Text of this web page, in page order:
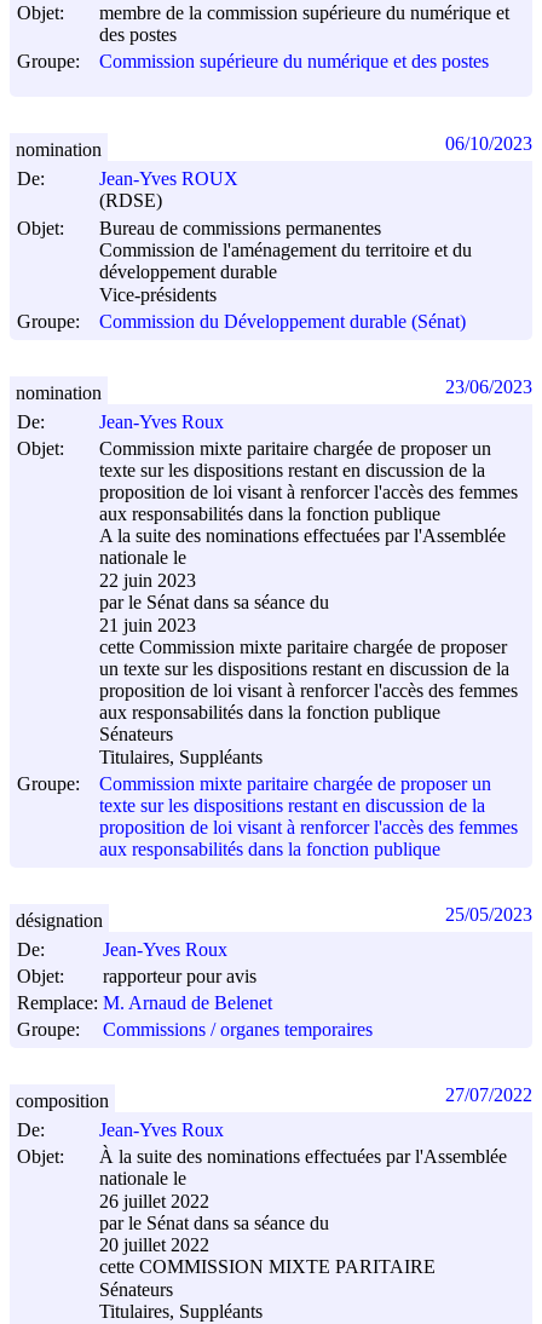
Objet:
membre de la commission supérieure du numérique et
des postes
Groupe:
Commission supérieure du numérique et des postes
De:
Jean-Yves ROUX
(RDSE)
Objet:
Bureau de commissions permanentes
Commission de l'aménagement du territoire et du
développement durable
Vice-présidents
Groupe:
Commission du Développement durable (Sénat)
nomination 06/10/2023
De:
Jean-Yves Roux
Objet:
Commission mixte paritaire chargée de proposer un
texte sur les dispositions restant en discussion de la
proposition de loi visant à renforcer l'accès des femmes
aux responsabilités dans la fonction publique
A la suite des nominations effectuées par l'Assemblée
nationale le
22 juin 2023
par le Sénat dans sa séance du
21 juin 2023
cette Commission mixte paritaire chargée de proposer
un texte sur les dispositions restant en discussion de la
proposition de loi visant à renforcer l'accès des femmes
aux responsabilités dans la fonction publique
Sénateurs
Titulaires, Suppléants
Groupe:
Commission mixte paritaire chargée de proposer un
texte sur les dispositions restant en discussion de la
proposition de loi visant à renforcer l'accès des femmes
aux responsabilités dans la fonction publique
nomination 23/06/2023
De:
Jean-Yves Roux
Objet:
rapporteur pour avis
Remplace: M. Arnaud de Belenet
Groupe:
Commissions / organes temporaires
désignation 25/05/2023
De:
Jean-Yves Roux
Objet:
À la suite des nominations effectuées par l'Assemblée
nationale le
26 juillet 2022
par le Sénat dans sa séance du
20 juillet 2022
cette COMMISSION MIXTE PARITAIRE
Sénateurs
Titulaires, Suppléants
composition 27/07/2022